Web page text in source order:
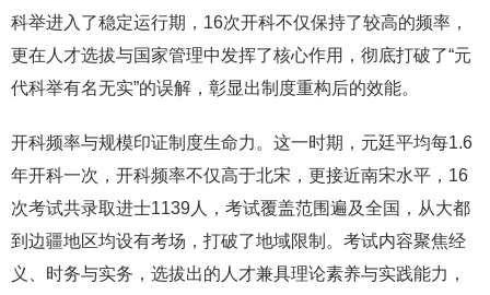
科举进入了稳定运行期，16次开科不仅保持了较高的频率，
更在人才选拔与国家管理中发挥了核心作用，彻底打破了“元
代科举有名无实”的误解，彰显出制度重构后的效能。
开科频率与规模印证制度生命力。这一时期，元廷平均每1.6
年开科一次，开科频率不仅高于北宋，更接近南宋水平，16
次考试共录取进士1139人，考试覆盖范围遍及全国，从大都
到边疆地区均设有考场，打破了地域限制。考试内容聚焦经
义、时务与实务，选拔出的人才兼具理论素养与实践能力，